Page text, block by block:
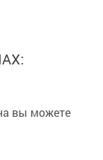
вы можете